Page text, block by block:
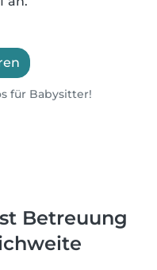
für Babysitter!
Betreuung